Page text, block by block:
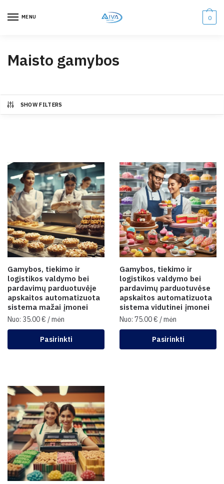
MENU 0
Maisto gamybos
SHOW FILTERS
Gamybos, tiekimo ir
logistikos valdymo bei
pardavimų parduotuvėje
apskaitos automatizuota
sistema mažai įmonei
Nuo: 35.00€ / mėn
Pasirinkti
Gamybos, tiekimo ir
logistikos valdymo bei
pardavimų parduotuvėse
apskaitos automatizuota
sistema vidutinei įmonei
Nuo: 75.00€ / mėn
Pasirinkti